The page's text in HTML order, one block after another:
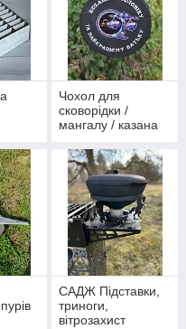
Чохол для
сковорідки /
мангалу / казана
САДЖ Підставки,
триноги,
вітрозахист